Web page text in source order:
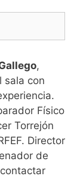
,
sala con
Físico
Torrejón
Director
de